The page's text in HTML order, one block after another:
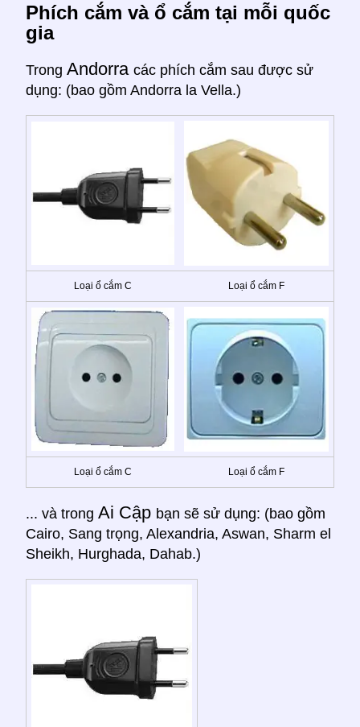
Phích cắm và ổ cắm tại mỗi quốc
gia
Trong Andorra các phích cắm sau được sử
dụng: (bao gồm Andorra la Vella.)
Loại ổ cắm C Loại ổ cắm F
Loại ổ cắm C Loại ổ cắm F
... và trong Ai Cập bạn sẽ sử dụng: (bao gồm
Cairo, Sang trọng, Alexandria, Aswan, Sharm el
Sheikh, Hurghada, Dahab.)